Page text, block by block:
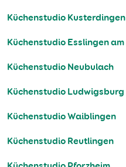
Küchenstudio Kusterdingen
Küchenstudio Esslingen
Küchenstudio Neubulach
Küchenstudio Ludwigsburg
Küchenstudio Waiblingen
Küchenstudio Reutlingen